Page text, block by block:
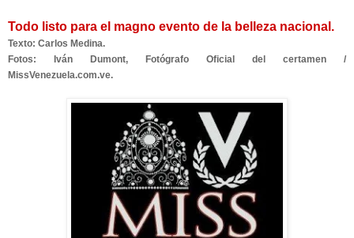
Todo listo para el magno evento de la belleza nacional.
Texto: Carlos Medina.
Fotos: Iván Dumont, Fotógrafo Oficial del certamen /
MissVenezuela.com.ve.